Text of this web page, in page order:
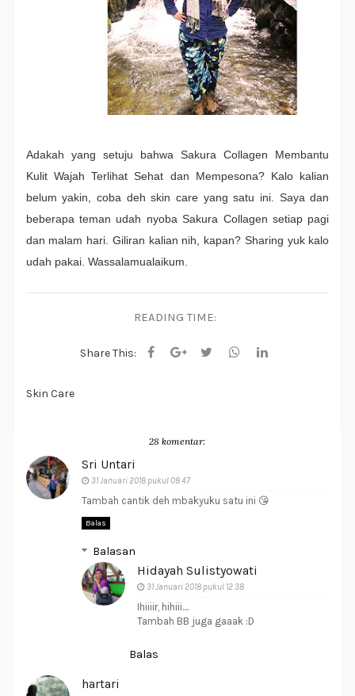
Adakah yang setuju bahwa Sakura Collagen Membantu
Kulit Wajah Terlihat Sehat dan Mempesona? Kalo kalian
belum yakin, coba deh skin care yang satu ini. Saya dan
beberapa teman udah nyoba Sakura Collagen setiap pagi
dan malam hari. Giliran kalian nih, kapan? Sharing yuk kalo
udah pakai. Wassalamualaikum.
READING TIME:
Share This:
Skin Care
28 komentar:
Sri Untari
31 Januari 2018 pukul 08.47
Tambah cantik deh mbakyuku satu ini 😘
Balas
Balasan
Hidayah Sulistyowati
31 Januari 2018 pukul 12.38
Ihiiiir, hihiii....
Tambah BB juga gaaak :D
Balas
hartari